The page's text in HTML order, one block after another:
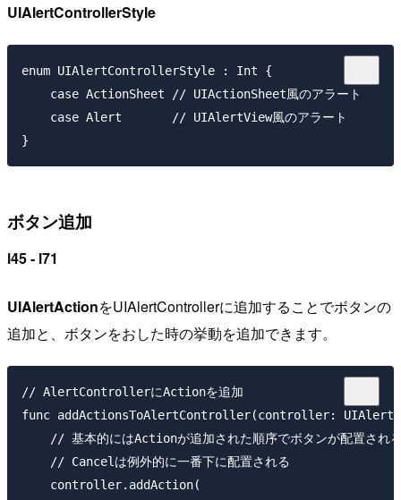
UIAlertControllerStyle
enum UIAlertControllerStyle : Int {
    case ActionSheet // UIActionSheet風のアラート
    case Alert       // UIAlertView風のアラート
ボタン追加
l45 - l71
UIAlertActionをUIAlertControllerに追加することでボタンの
追加と、ボタンをおした時の挙動を追加できます。
// AlertControllerにActionを追加
func addActionsToAlertController(controller:
// 基本的にはActionが追加された順序でボタンが配置され
    // Cancelは例外的に一番下に配置される
    controller.addAction(